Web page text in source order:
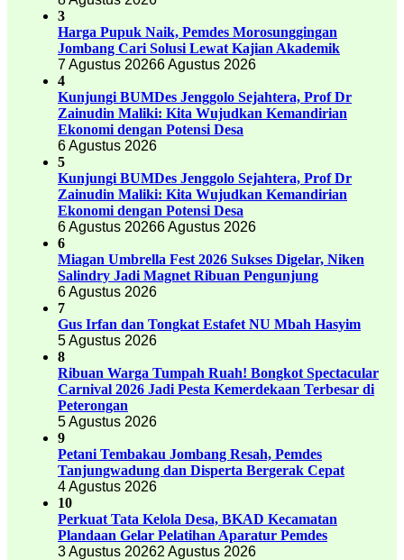
3
Harga Pupuk Naik, Pemdes Morosunggingan
Jombang Cari Solusi Lewat Kajian Akademik
7 Agustus 20266 Agustus 2026
4
Kunjungi BUMDes Jenggolo Sejahtera, Prof Dr
Zainudin Maliki: Kita Wujudkan Kemandirian
Ekonomi dengan Potensi Desa
6 Agustus 2026
5
Kunjungi BUMDes Jenggolo Sejahtera, Prof Dr
Zainudin Maliki: Kita Wujudkan Kemandirian
Ekonomi dengan Potensi Desa
6 Agustus 20266 Agustus 2026
6
Miagan Umbrella Fest 2026 Sukses Digelar, Niken
Salindry Jadi Magnet Ribuan Pengunjung
6 Agustus 2026
7
Gus Irfan dan Tongkat Estafet NU Mbah Hasyim
5 Agustus 2026
8
Ribuan Warga Tumpah Ruah! Bongkot Spectacular
Carnival 2026 Jadi Pesta Kemerdekaan Terbesar di
Peterongan
5 Agustus 2026
9
Petani Tembakau Jombang Resah, Pemdes
Tanjungwadung dan Disperta Bergerak Cepat
4 Agustus 2026
10
Perkuat Tata Kelola Desa, BKAD Kecamatan
Plandaan Gelar Pelatihan Aparatur Pemdes
3 Agustus 20262 Agustus 2026